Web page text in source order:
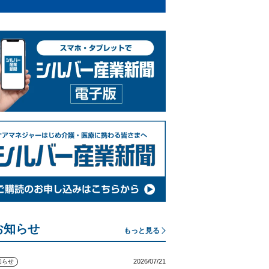
知らせ もっと見る
らせ 2026/07/21